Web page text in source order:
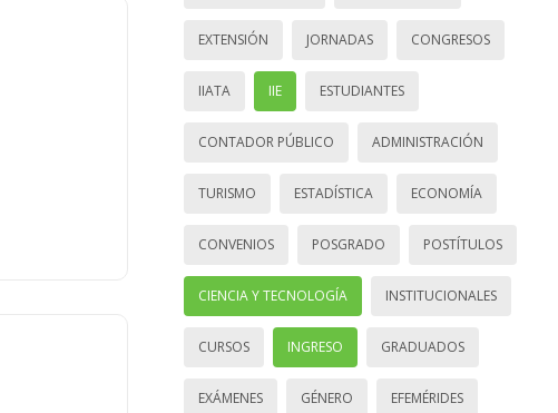
EXTENSIÓN JORNADAS CONGRESOS
IIATA IIE ESTUDIANTES
CONTADOR PÚBLICO ADMINISTRACIÓN
TURISMO ESTADÍSTICA ECONOMÍA
CONVENIOS POSGRADO POSTÍTULOS
CIENCIA Y TECNOLOGÍA INSTITUCIONALES
CURSOS INGRESO GRADUADOS
EXÁMENES GÉNERO EFEMÉRIDES